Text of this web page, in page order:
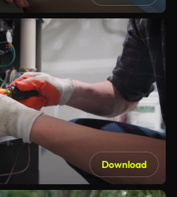
Download